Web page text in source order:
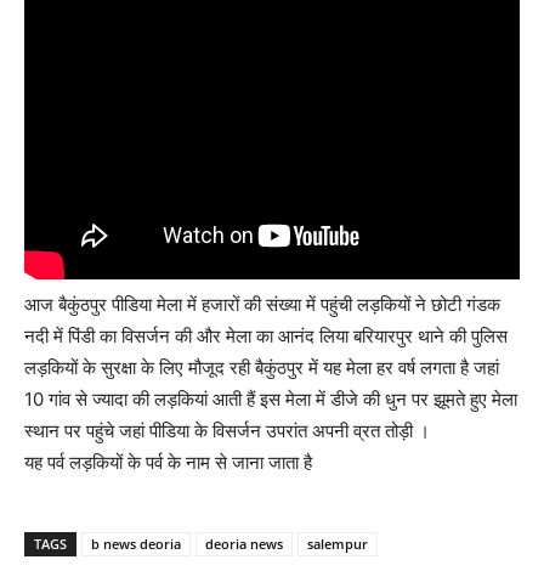
आज बैकुंठपुर पीडिया मेला में हजारों की संख्या में पहुंची लड़कियों ने छोटी गंडक
नदी में पिंडी का विसर्जन की और मेला का आनंद लिया बरियारपुर थाने की पुलिस
लड़कियों के सुरक्षा के लिए मौजूद रही बैकुंठपुर में यह मेला हर वर्ष लगता है जहां
10 गांव से ज्यादा की लड़कियां आती हैं इस मेला में डीजे की धुन पर झूमते हुए मेला
स्थान पर पहुंचे जहां पीडिया के विसर्जन उपरांत अपनी व्रत तोड़ी ।
यह पर्व लड़कियों के पर्व के नाम से जाना जाता है
TAGS b news deoria deoria news salempur